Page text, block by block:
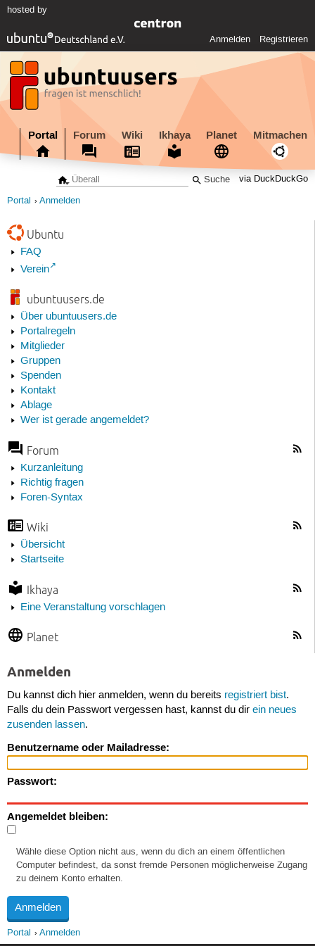
hosted by
Anmelden Registrieren
Portal Forum Wiki Ikhaya Planet Mitmachen
via DuckDuckGo
Portal Anmelden
Ubuntu
FAQ
Verein
ubuntuusers.de
Über ubuntuusers.de
Portalregeln
Mitglieder
Gruppen
Spenden
Kontakt
Ablage
Wer ist gerade angemeldet?
Forum
Kurzanleitung
Richtig fragen
Foren-Syntax
Wiki
Übersicht
Startseite
Ikhaya
Eine Veranstaltung vorschlagen
Planet
Anmelden
Du kannst dich hier anmelden, wenn du bereits registriert bist.
Falls du dein Passwort vergessen hast, kannst du dir ein neues
zusenden lassen.
Benutzername oder Mailadresse:
Passwort:
Angemeldet bleiben:
Wähle diese Option nicht aus, wenn du dich an einem öffentlichen
Computer befindest, da sonst fremde Personen möglicherweise Zugang
zu deinem Konto erhalten.
Portal Anmelden